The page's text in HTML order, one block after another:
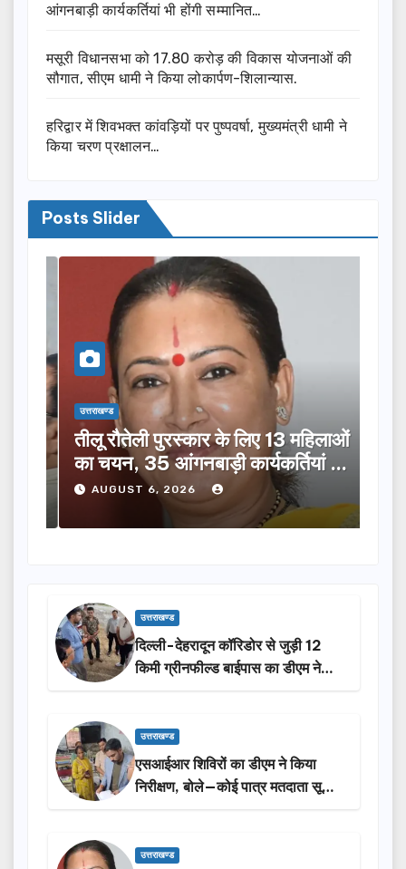
आंगनबाड़ी कार्यकर्तियां भी होंगी सम्मानित…
मसूरी विधानसभा को 17.80 करोड़ की विकास योजनाओं की
सौगात, सीएम धामी ने किया लोकार्पण-शिलान्यास.
हरिद्वार में शिवभक्त कांवड़ियों पर पुष्पवर्षा, मुख्यमंत्री धामी ने
किया चरण प्रक्षालन…
Posts Slider
उत्तराखण्ड
तीलू रौतेली पुरस्कार के लिए 13 महिलाओं
का चयन, 35 आंगनबाड़ी कार्यकर्तियां भी
होंगी सम्मानित…
AUGUST 6, 2026
उत्तराखण्ड
दिल्ली-देहरादून कॉरिडोर से जुड़ी 12
किमी ग्रीनफील्ड बाईपास का डीएम ने
किया निरीक्षण…
उत्तराखण्ड
एसआईआर शिविरों का डीएम ने किया
निरीक्षण, बोले—कोई पात्र मतदाता सूची
से न छूटे…
उत्तराखण्ड